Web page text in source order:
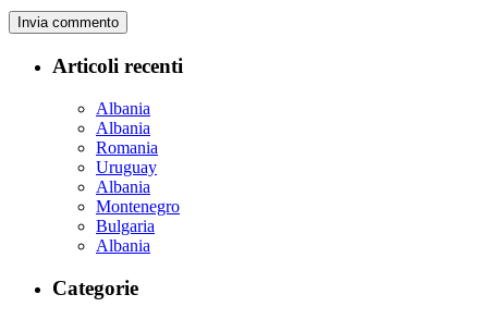
Articoli recenti
Albania
Albania
Romania
Uruguay
Albania
Montenegro
Bulgaria
Albania
Categorie